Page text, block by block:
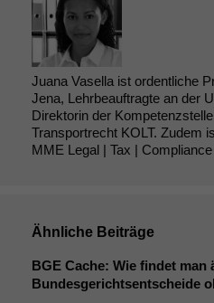
Juana Vasella ist ordentliche
Jena, Lehrbeauftragte an der
Direktorin der
Transportrecht KOLT. Zudem
MME Legal | Tax |
Ähnliche Beiträge
BGE Cache: Wie findet man
Bundesgerichtsentscheide